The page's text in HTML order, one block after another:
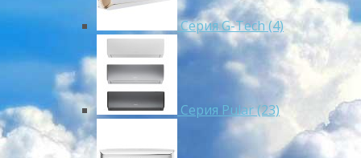
Серия G-Tech (4)
Серия Pular (23)